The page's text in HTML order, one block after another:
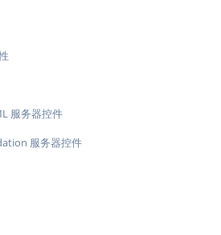
服务器控件
服务器控件